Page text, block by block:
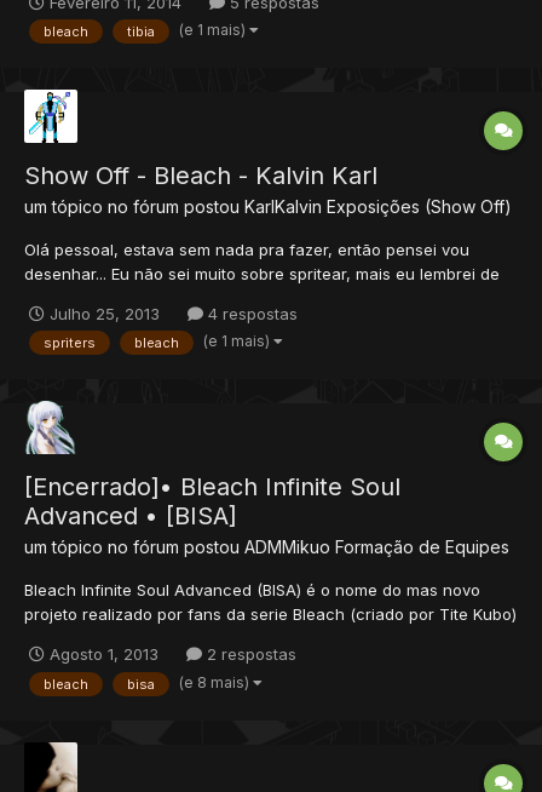
you can make sprites make a new topic or post in this thread..
We're not pros at what we're doing so we...
bleach tibia (e 1 mais)
Show Off - Bleach - Kalvin Karl
um tópico no fórum postou KarlKalvin Exposições (Show Off)
Olá pessoal, estava sem nada pra fazer, então pensei vou
desenhar... Eu não sei muito sobre spritear, mais eu lembrei de
isso até agora.. Vou colocar a minha imagem desenhada, e de
onde eu olhei copiando... ( A FOTO ) Foto de...
Julho 25, 2013 4 respostas
spriters bleach (e 1 mais)
[Encerrado]• Bleach Infinite Soul
Advanced • [BISA]
um tópico no fórum postou ADMMikuo Formação de Equipes
Bleach Infinite Soul Advanced (BISA) é o nome do mas novo
projeto realizado por fans da serie Bleach (criado por Tite Kubo)
esta previsto para ser feito na base do Tibia 8.50 , porem
pretendemos mostra varias inovações no jogo,...
Agosto 1, 2013 2 respostas
bleach bisa (e 8 mais)